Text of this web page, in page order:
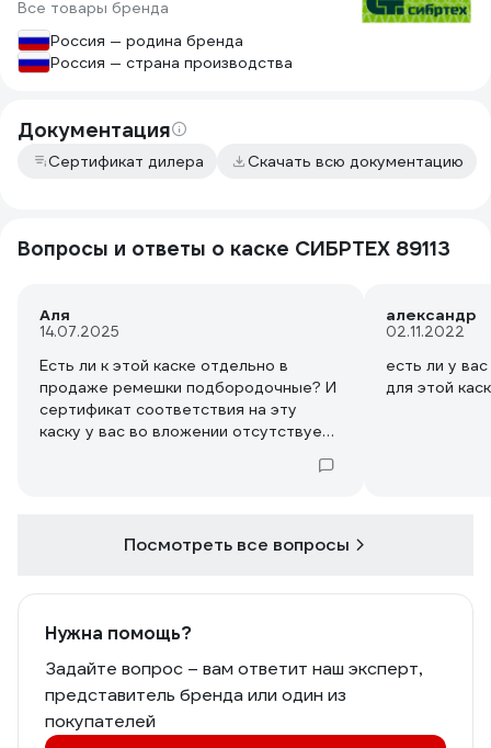
Все товары бренда
Россия — родина бренда
Россия — страна производства
Документация
Сертификат дилера Скачать всю документацию
Вопросы и ответы о каске СИБРТЕХ 89113
Аля
14.07.2025
Есть ли к этой каске отдельно в
продаже ремешки подбородочные? И
сертификат соответствия на эту
каску у вас во вложении отсутствует.
александр
02.11.2022
есть ли у
для этой
Посмотреть все вопросы
Нужна помощь?
Задайте вопрос – вам ответит наш эксперт,
представитель бренда или один из
покупателей